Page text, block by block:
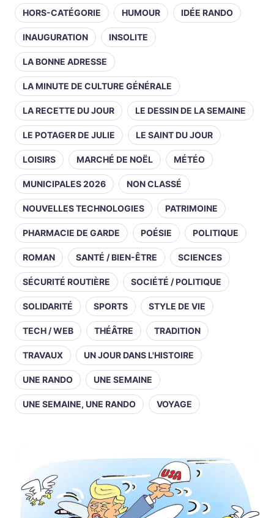
HORS-CATÉGORIE HUMOUR IDÉE RANDO
INAUGURATION INSOLITE
LA BONNE ADRESSE
LA MINUTE DE CULTURE GÉNÉRALE
LA RECETTE DU JOUR LE DESSIN DE LA SEMAINE
LE POTAGER DE JULIE LE SAINT DU JOUR
LOISIRS MARCHÉ DE NOËL MÉTÉO
MUNICIPALES 2026 NON CLASSÉ
NOUVELLES TECHNOLOGIES PATRIMOINE
PHARMACIE DE GARDE POÉSIE POLITIQUE
ROMAN SANTÉ / BIEN-ÊTRE SCIENCES
SÉCURITÉ ROUTIÈRE SOCIÉTÉ / POLITIQUE
SOLIDARITÉ SPORTS STYLE DE VIE
TECH / WEB THÉÂTRE TRADITION
TRAVAUX UN JOUR DANS L'HISTOIRE
UNE RANDO UNE SEMAINE
UNE SEMAINE, UNE RANDO VOYAGE